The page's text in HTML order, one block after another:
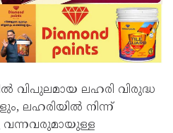
വിപുലമായ ലഹരി വിരുദ്ധ
ലഹരിയിൽ നിന്ന്
വന്നവരുമായുള്ള